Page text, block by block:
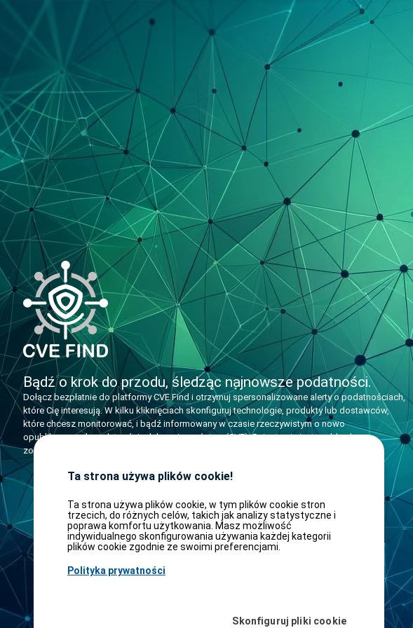
Bądź o krok do przodu, śledząc najnowsze podatności.
Dołącz bezpłatnie do platformy CVE Find i otrzymuj spersonalizowane alerty o podatnościach,
które Cię interesują. W kilku kliknięciach skonfiguruj technologie, produkty lub dostawców,
które chcesz monitorować, i bądź informowany w czasie rzeczywistym o nowo
opublikowanych podatnościach bezpieczeństwa (CVE). Rejestracja jest szybka, bez
zobowiązań i daje natychmiastowy dostęp do osobistego pulpitu nawigacyjnego.
Ta strona używa plików cookie!
Ta strona używa plików cookie, w tym plików cookie stron
trzecich, do różnych celów, takich jak analizy statystyczne i
poprawa komfortu użytkowania. Masz możliwość
indywidualnego skonfigurowania używania każdej kategorii
plików cookie zgodnie ze swoimi preferencjami.
Polityka prywatności
Skonfiguruj pliki cookie